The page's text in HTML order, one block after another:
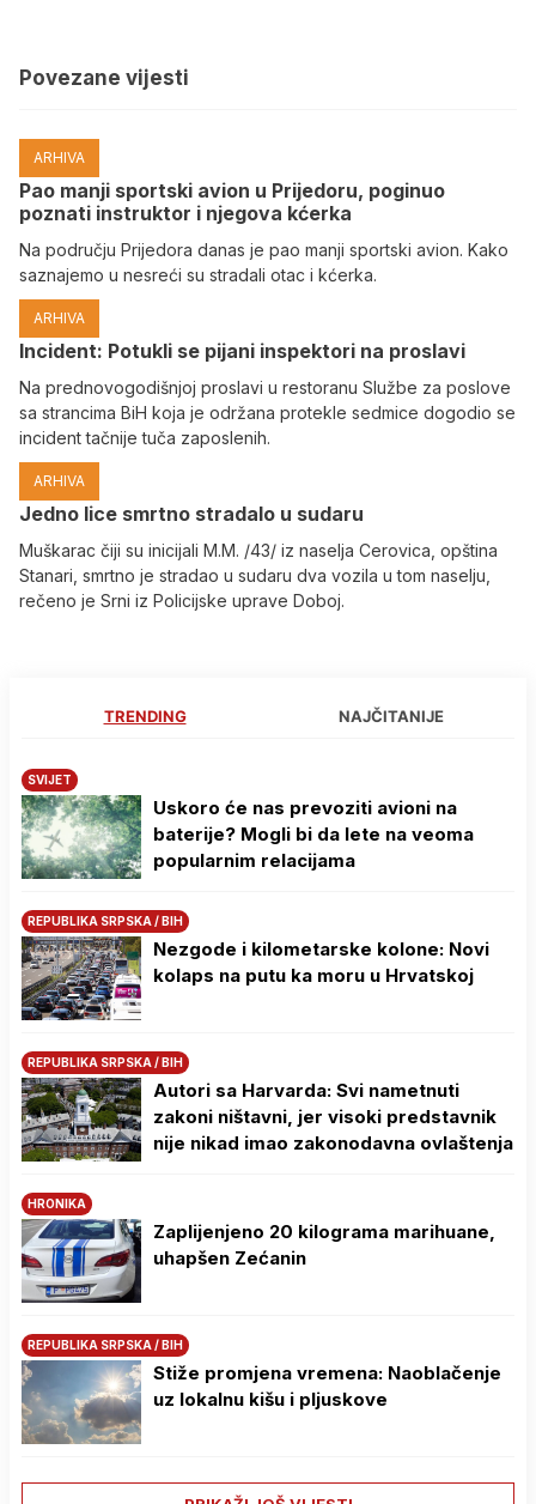
Povezane vijesti
ARHIVA
Pao manji sportski avion u Prijedoru, poginuo
poznati instruktor i njegova kćerka
Na području Prijedora danas je pao manji sportski avion. Kako
saznajemo u nesreći su stradali otac i kćerka.
ARHIVA
Incident: Potukli se pijani inspektori na proslavi
Na prednovogodišnjoj proslavi u restoranu Službe za poslove
sa strancima BiH koja je održana protekle sedmice dogodio se
incident tačnije tuča zaposlenih.
ARHIVA
Јedno lice smrtno stradalo u sudaru
Muškarac čiji su inicijali M.M. /43/ iz naselja Cerovica, opština
Stanari, smrtno je stradao u sudaru dva vozila u tom naselju,
rečeno je Srni iz Policijske uprave Doboj.
TRENDING NAJČITANIJE
SVIJET
Uskoro će nas prevoziti avioni na
baterije? Mogli bi da lete na veoma
popularnim relacijama
REPUBLIKA SRPSKA / BIH
Nezgode i kilometarske kolone: Novi
kolaps na putu ka moru u Hrvatskoj
REPUBLIKA SRPSKA / BIH
Autori sa Harvarda: Svi nametnuti
zakoni ništavni, jer visoki predstavnik
nije nikad imao zakonodavna ovlaštenja
HRONIKA
Zaplijenjeno 20 kilograma marihuane,
uhapšen Zećanin
REPUBLIKA SRPSKA / BIH
Stiže promjena vremena: Naoblačenje
uz lokalnu kišu i pljuskove